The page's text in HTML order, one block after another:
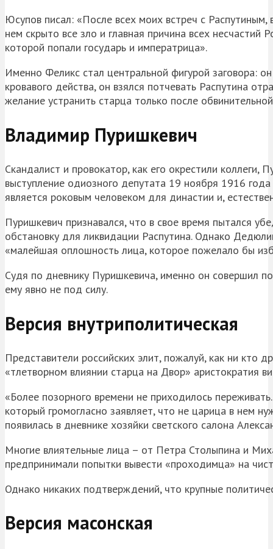
Юсупов писал: «После всех моих встреч с
нем скрыто все зло и главная причина всех несчастий
которой попали государь и императрица».
Именно Феликс стал центральной фигурой заговора:
кровавого действа, он взялся потчевать Распутина
желание устранить старца только после
Владимир Пуришкевич
Скандалист и провокатор, как его окрестили коллеги,
выступление одиозного депутата 19 ноября 1916
является роковым человеком для династии и,
Пуришкевич признавался, что в свое время пытался
обстановку для ликвидации Распутина. Однако
«малейшая оплошность лица, которое пожелало бы
Судя по дневнику Пуришкевича, именно он совершил
ему явно не под силу.
Версия внутриполитическая
Представители российских элит, пожалуй, как ни кто
«тлетворном влиянии старца на Двор» аристократия
«Более позорного времени не приходилось
который громогласно заявляет, что не царица в нем
появилась в дневнике хозяйки светского салона
Многие влиятельные лица – от Петра Столыпина и
предпринимали попытки вывести «проходимца» на
Однако никаких подтверждений, что крупные
Версия масонская